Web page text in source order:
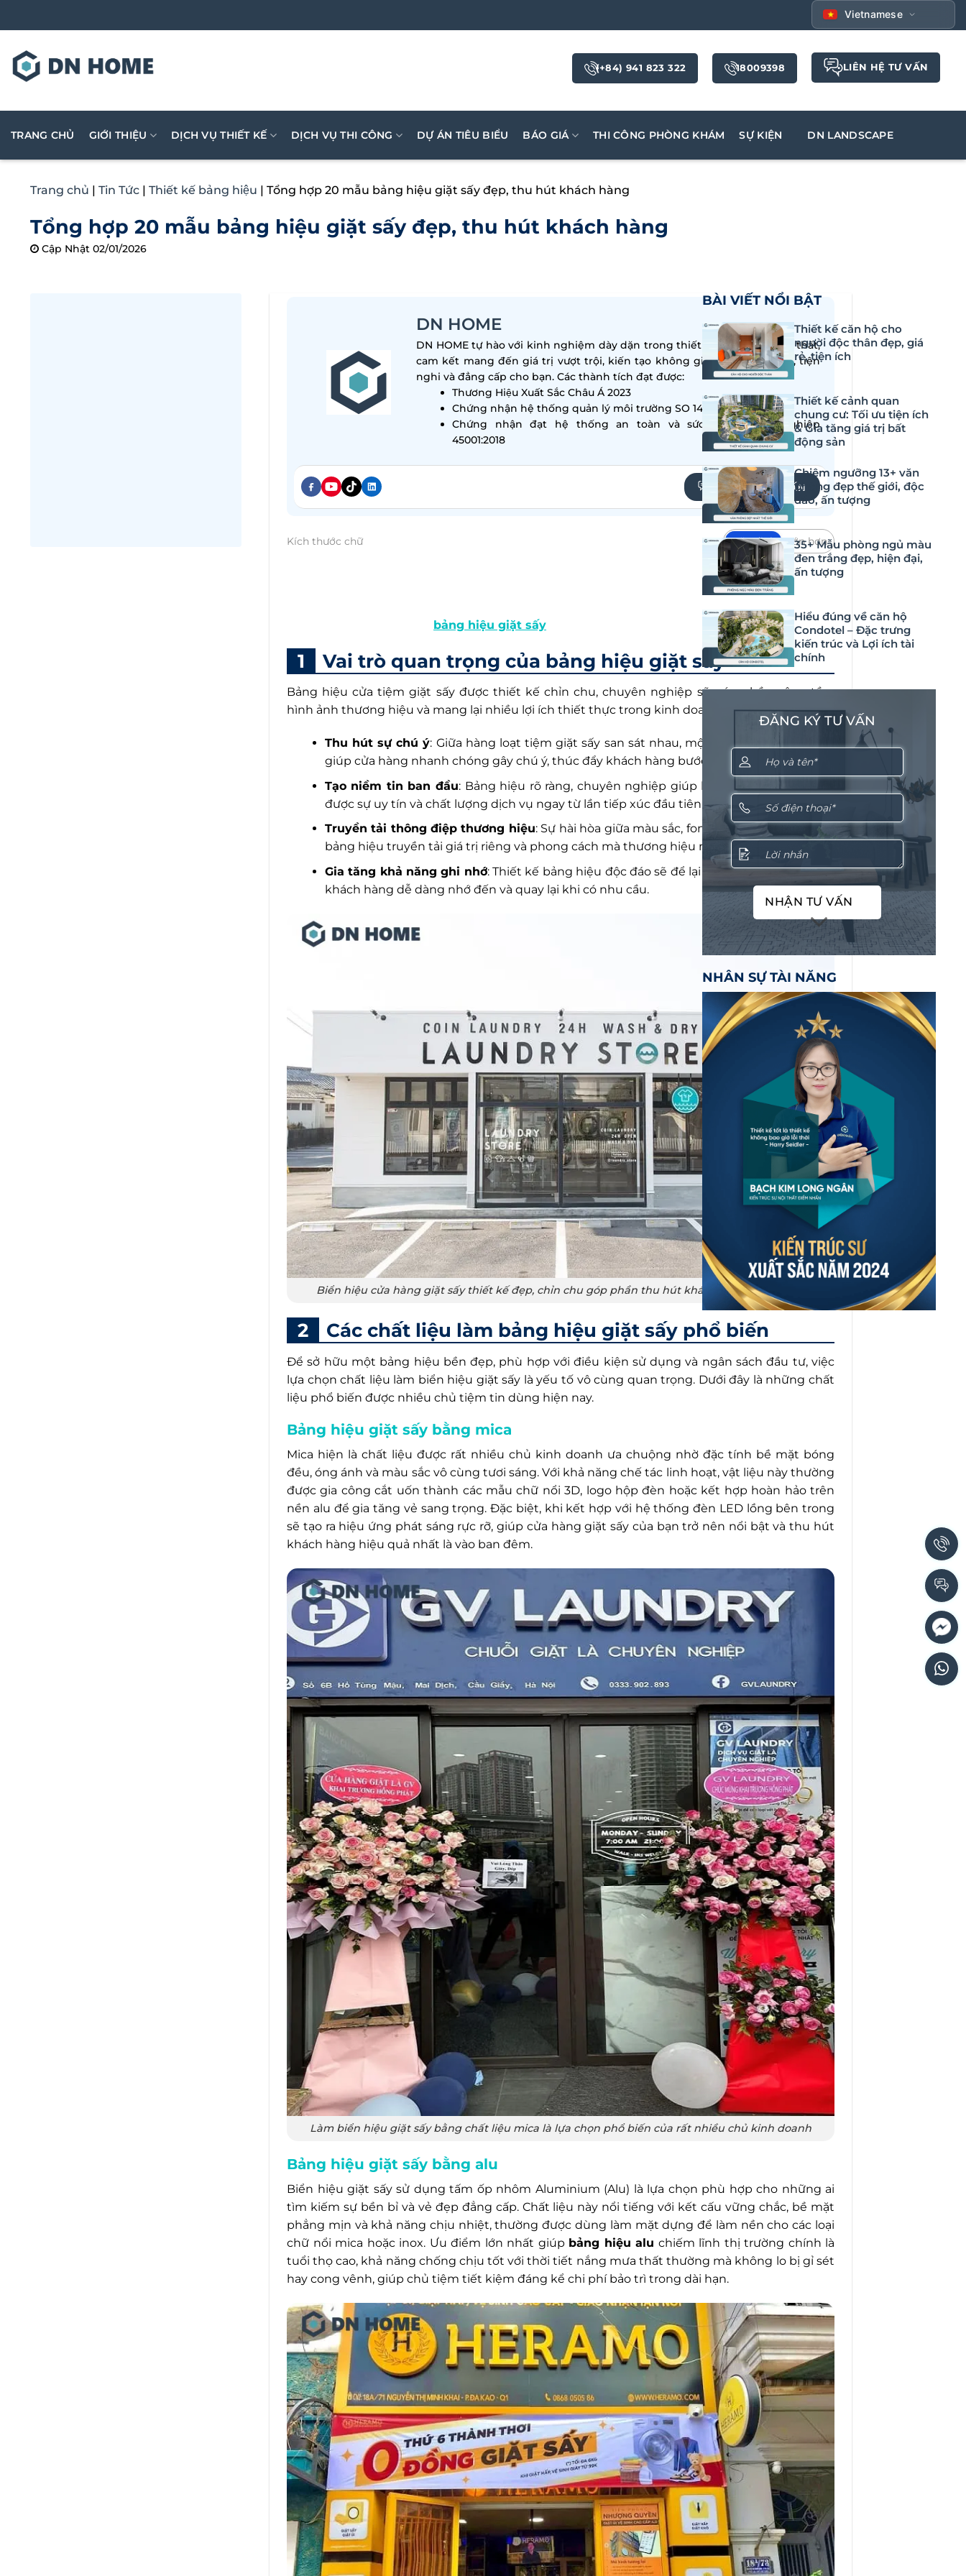
qua
dung
Vietnamese
(+84) 941 823 322 18009398 LIÊN HỆ TƯ VẤN
TRANG CHỦ GIỚI THIỆU DỊCH VỤ THIẾT KẾ DỊCH VỤ THI CÔNG DỰ ÁN TIÊU BIỂU BÁO GIÁ THI CÔNG PHÒNG KHÁM SỰ KIỆN DN LANDSCAPE
Trang chủ | Tin Tức | Thiết kế bảng hiệu | Tổng hợp 20 mẫu bảng hiệu giặt sấy đẹp, thu hút khách hàng
Tổng hợp 20 mẫu bảng hiệu giặt sấy đẹp, thu hút khách hàng
Cập Nhật 02/01/2026
DN HOME
DN HOME tự hào với kinh nghiệm dày dặn trong thiết kế – thi công nội thất,
cam kết mang đến giá trị vượt trội, kiến tạo không gian sống hiện đại, tiện
nghi và đẳng cấp cho bạn. Các thành tích đạt được:
Thương Hiệu Xuất Sắc Châu Á 2023
Chứng nhận hệ thống quản lý môi trường SO 14001:2015
Chứng nhận đạt hệ thống an toàn và sức khỏe nghề nghiệp
45001:2018
YÊU CẦU TƯ VẤN
Kích thước chữ Mặc định Lớn hơn
Nhu cầu giặt sấy tiện lợi ngày càng gia tăng, kéo theo sự ra đời của hàng loạt tiệm giặt sấy trên
thị trường. Giữa sự cạnh tranh đó, làm thế nào để cửa hàng của bạn thật sự nổi bật và ghi dấu
ấn trong mắt khách hàng ngay từ khoảnh khắc đầu tiên? Hãy cùng DN HOME khám phá
bảng hiệu giặt sấy hiệu quả qua bài viết dưới đây!
Vai trò quan trọng của bảng hiệu giặt sấy
Bảng hiệu cửa tiệm giặt sấy được thiết kế chỉn chu, chuyên nghiệp sẽ góp phần nâng tầm
hình ảnh thương hiệu và mang lại nhiều lợi ích thiết thực trong kinh doanh, bao gồm:
Thu hút sự chú ý: Giữa hàng loạt tiệm giặt sấy san sát nhau, một bảng hiệu nổi bật sẽ
giúp cửa hàng nhanh chóng gây chú ý, thúc đẩy khách hàng bước vào sử dụng dịch vụ.
Tạo niềm tin ban đầu: Bảng hiệu rõ ràng, chuyên nghiệp giúp khách hàng cảm nhận
được sự uy tín và chất lượng dịch vụ ngay từ lần tiếp xúc đầu tiên.
Truyền tải thông điệp thương hiệu: Sự hài hòa giữa màu sắc, font chữ và hình ảnh trên
bảng hiệu truyền tải giá trị riêng và phong cách mà thương hiệu muốn hướng đến.
Gia tăng khả năng ghi nhớ: Thiết kế bảng hiệu độc đáo sẽ để lại ấn tượng sâu sắc, giúp
khách hàng dễ dàng nhớ đến và quay lại khi có nhu cầu.
Biển hiệu cửa hàng giặt sấy thiết kế đẹp, chỉn chu góp phần thu hút khách hàng tiềm năng
Các chất liệu làm bảng hiệu giặt sấy phổ biến
Để sở hữu một bảng hiệu bền đẹp, phù hợp với điều kiện sử dụng và ngân sách đầu tư, việc
lựa chọn chất liệu làm biển hiệu giặt sấy là yếu tố vô cùng quan trọng. Dưới đây là những chất
liệu phổ biến được nhiều chủ tiệm tin dùng hiện nay.
Bảng hiệu giặt sấy bằng mica
Mica hiện là chất liệu được rất nhiều chủ kinh doanh ưa chuộng nhờ đặc tính bề mặt bóng
đều, óng ánh và màu sắc vô cùng tươi sáng. Với khả năng chế tác linh hoạt, vật liệu này thường
được gia công cắt uốn thành các mẫu chữ nổi 3D, logo hộp đèn hoặc kết hợp hoàn hảo trên
nền alu để gia tăng vẻ sang trọng. Đặc biệt, khi kết hợp với hệ thống đèn LED lồng bên trong
sẽ tạo ra hiệu ứng phát sáng rực rỡ, giúp cửa hàng giặt sấy của bạn trở nên nổi bật và thu hút
khách hàng hiệu quả nhất là vào ban đêm.
Làm biển hiệu giặt sấy bằng chất liệu mica là lựa chọn phổ biến của rất nhiều chủ kinh doanh
Bảng hiệu giặt sấy bằng alu
Biển hiệu giặt sấy sử dụng tấm ốp nhôm Aluminium (Alu) là lựa chọn phù hợp cho những ai
tìm kiếm sự bền bỉ và vẻ đẹp đẳng cấp. Chất liệu này nổi tiếng với kết cấu vững chắc, bề mặt
phẳng mịn và khả năng chịu nhiệt, thường được dùng làm mặt dựng để làm nền cho các loại
chữ nổi mica hoặc inox. Ưu điểm lớn nhất giúp bảng hiệu alu chiếm lĩnh thị trường chính là
tuổi thọ cao, khả năng chống chịu tốt với thời tiết nắng mưa thất thường mà không lo bị gỉ sét
hay cong vênh, giúp chủ tiệm tiết kiệm đáng kể chi phí bảo trì trong dài hạn.
BÀI VIẾT NỔI BẬT
Thiết kế căn hộ cho
người độc thân đẹp, giá
rẻ, tiện ích
Thiết kế cảnh quan
chung cư: Tối ưu tiện ích
& Gia tăng giá trị bất
động sản
Chiêm ngưỡng 13+ văn
phòng đẹp thế giới, độc
đáo, ấn tượng
35+ Mẫu phòng ngủ màu
đen trắng đẹp, hiện đại,
ấn tượng
Hiểu đúng về căn hộ
Condotel – Đặc trưng
kiến trúc và Lợi ích tài
chính
ĐĂNG KÝ TƯ VẤN
NHẬN TƯ VẤN
NHÂN SỰ TÀI NĂNG